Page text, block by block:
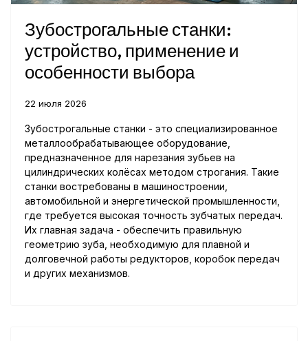
Зубострогальные станки:
устройство, применение и
особенности выбора
22 июля 2026
Зубострогальные станки - это специализированное
металлообрабатывающее оборудование,
предназначенное для нарезания зубьев на
цилиндрических колёсах методом строгания. Такие
станки востребованы в машиностроении,
автомобильной и энергетической промышленности,
где требуется высокая точность зубчатых передач.
Их главная задача - обеспечить правильную
геометрию зуба, необходимую для плавной и
долговечной работы редукторов, коробок передач
и других механизмов.